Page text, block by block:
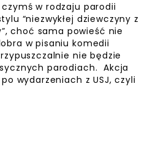
w rodzaju parodii
“niezwykłej dziewczyny z
choć sama powieść nie
w pisaniu komedii
nie będzie
parodiach. Akcja
wydarzeniach z USJ, czyli